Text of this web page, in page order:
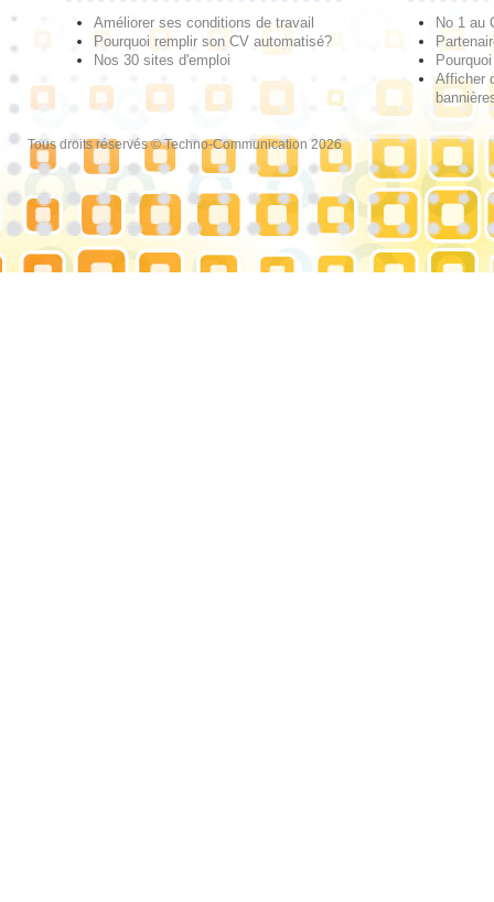
Améliorer ses conditions de travail
Pourquoi remplir son CV automatisé?
Nos 30 sites d'emploi
No 1 au
Afficher
Tous droits réservés © Techno-Communication 2026